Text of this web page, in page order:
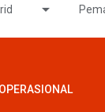
OPERASIONAL